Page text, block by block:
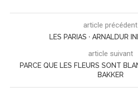
article précédent
LES PARIAS · ARNALDUR
article suivant
PARCE QUE LES FLEURS SONT
BAKKER